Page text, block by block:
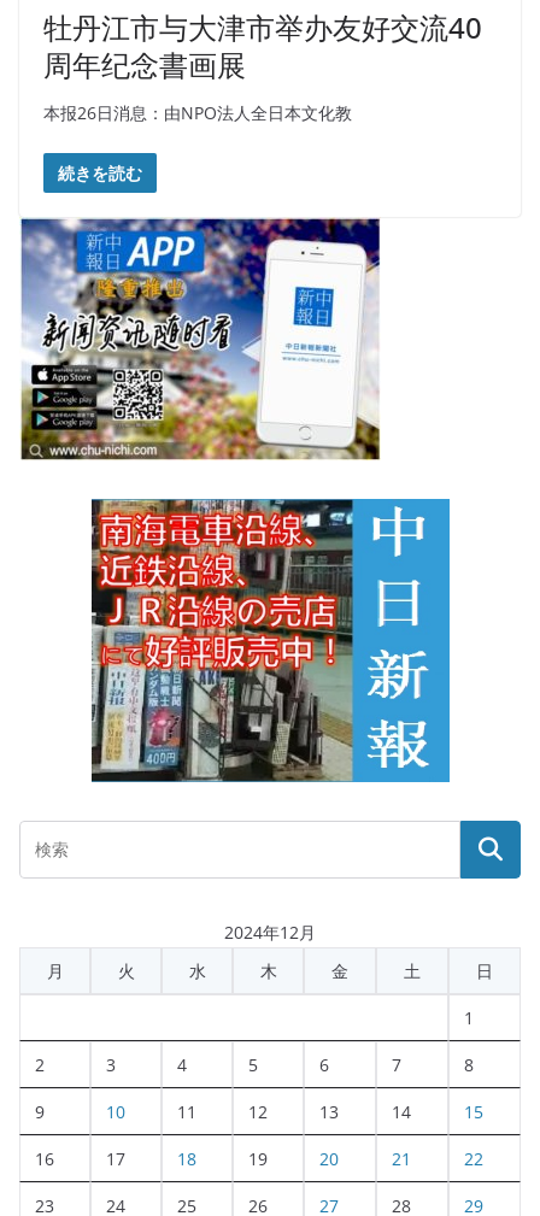
牡丹江市与大津市举办友好交流40
周年纪念書画展
本报26日消息：由NPO法人全日本文化教
続きを読む
2024年12月
月
火 水 木 金 土 日
1
2 3 4 5 6 7 8
9 10 11 12 13 14 15
16 17 18 19 20 21 22
23 24 25 26 27 28 29